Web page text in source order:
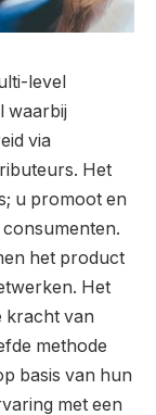
level
waarbij
via
Het
u promoot en
het product
Het
kracht van
methode
basis van hun
met een